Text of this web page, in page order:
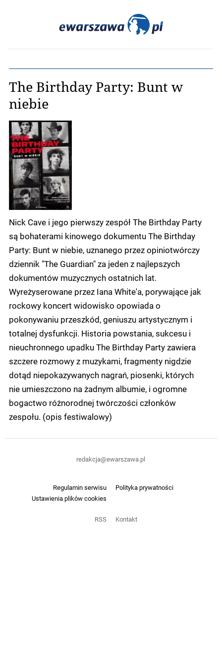
The Birthday Party: Bunt w
niebie
Nick Cave i jego pierwszy zespół The Birthday Party
są bohaterami kinowego dokumentu The Birthday
Party: Bunt w niebie, uznanego przez opiniotwórczy
dziennik "The Guardian" za jeden z najlepszych
dokumentów muzycznych ostatnich lat.
Wyreżyserowane przez Iana White'a, porywające jak
rockowy koncert widowisko opowiada o
pokonywaniu przeszkód, geniuszu artystycznym i
totalnej dysfunkcji. Historia powstania, sukcesu i
nieuchronnego upadku The Birthday Party zawiera
szczere rozmowy z muzykami, fragmenty nigdzie
dotąd niepokazywanych nagrań, piosenki, których
nie umieszczono na żadnym albumie, i ogromne
bogactwo różnorodnej twórczości członków
zespołu. (opis festiwalowy)
Regulamin serwisu
Polityka prywatności
Ustawienia plików cookies
RSS Kontakt
redakcja@ewarszawa.pl